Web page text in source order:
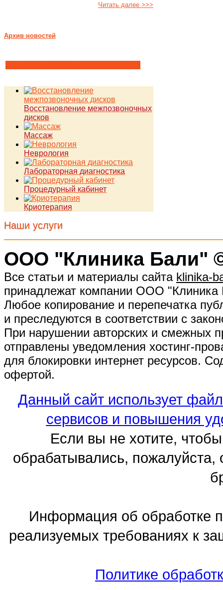
Читать далее >>>
Архив новостей
Восстановление межпозвоночных
дисков
Массаж
Неврология
Лабораторная диагностика
Процедурный кабинет
Криотерапия
Наши услуги
ООО "Клиника Бали"
Все статьи и материалы сайта klinika-
принадлежат компании ООО "Клиника
Любое копирование и перепечатка
и преследуются в соответствии с
При нарушении авторских и смежных
отправлены уведомления хостинг-
для блокировки интернет ресурсов.
офертой.
Данный сайт использует
сервисов и повышения
Если вы не хотите,
обрабатывались, пожалуйста,
Информация об обработке
реализуемых требованиях к
Политике